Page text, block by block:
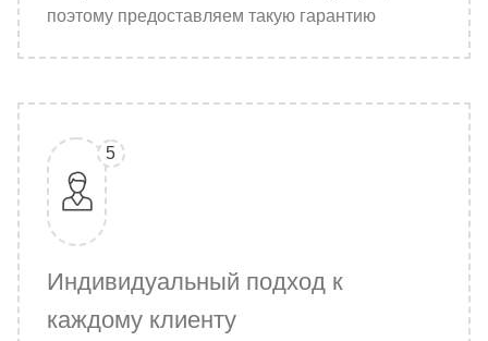
поэтому предоставляем такую гарантию
5
Индивидуальный подход к
каждому клиенту